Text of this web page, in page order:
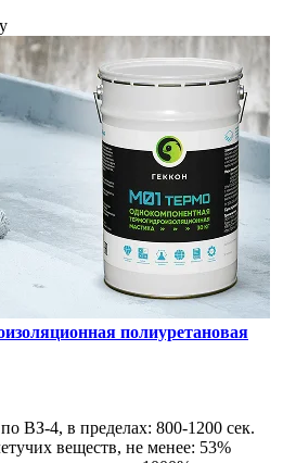
полиуретановая
ВЗ-4, в пределах: 800-1200 сек.
веществ, не менее: 53%